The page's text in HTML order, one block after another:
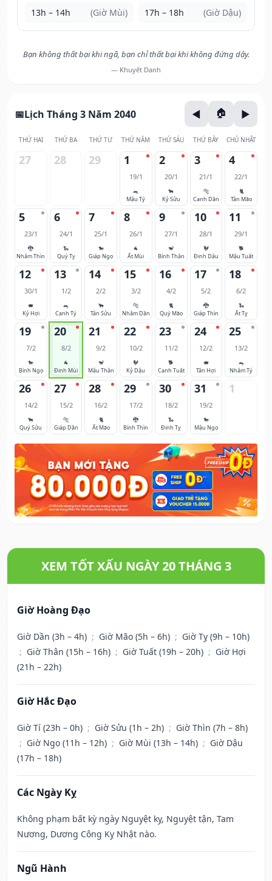
13h – 14h (Giờ Mùi) 17h – 18h (Giờ Dậu)
Bạn không thất bại khi ngã, bạn chỉ thất bại khi không đứng dậy.
— Khuyết Danh
Lịch Tháng 3 Năm 2040
THỨ HAI THỨ BA THỨ TƯ THỨ NĂM THỨ SÁU THỨ BẢY CHỦ NHẬT
27 28 29 1
19/1
🐀
Mậu Tý
2
20/1
🐂
Kỷ Sửu
3
21/1
🐅
Canh Dần
4
22/1
🐈
Tân Mão
5
23/1
🐉
Nhâm Thìn
6
24/1
🐍
Quý Tỵ
7
25/1
🐎
Giáp Ngọ
8
26/1
🐐
Ất Mùi
9
27/1
🐒
Bính Thân
10
28/1
🐓
Đinh Dậu
11
29/1
🐕
Mậu Tuất
12
30/1
🐖
Kỷ Hợi
13
1/2
🐀
Canh Tý
14
2/2
🐂
Tân Sửu
15
3/2
🐅
Nhâm Dần
16
4/2
🐈
Quý Mão
17
5/2
🐉
Giáp Thìn
18
6/2
🐍
Ất Tỵ
19
7/2
🐎
Bính Ngọ
20
8/2
🐐
Đinh Mùi
21
9/2
🐒
Mậu Thân
22
10/2
🐓
Kỷ Dậu
23
11/2
🐕
Canh Tuất
24
12/2
🐖
Tân Hợi
25
13/2
🐀
Nhâm Tý
26
14/2
🐂
Quý Sửu
27
15/2
🐅
Giáp Dần
28
16/2
🐈
Ất Mão
29
17/2
🐉
Bính Thìn
30
18/2
🐍
Đinh Tỵ
31
19/2
🐎
Mậu Ngọ
1
XEM TỐT XẤU NGÀY 20 THÁNG 3
Giờ Hoàng Đạo
Giờ Dần (3h – 4h) ; Giờ Mão (5h – 6h) ; Giờ Tỵ (9h – 10h)
; Giờ Thân (15h – 16h) ; Giờ Tuất (19h – 20h) ; Giờ Hợi
(21h – 22h)
Giờ Hắc Đạo
Giờ Tí (23h – 0h) ; Giờ Sửu (1h – 2h) ; Giờ Thìn (7h – 8h)
; Giờ Ngọ (11h – 12h) ; Giờ Mùi (13h – 14h) ; Giờ Dậu
(17h – 18h)
Các Ngày Kỵ
Không phạm bất kỳ ngày Nguyệt kỵ, Nguyệt tận, Tam
Nương, Dương Công Kỵ Nhật nào.
Ngũ Hành